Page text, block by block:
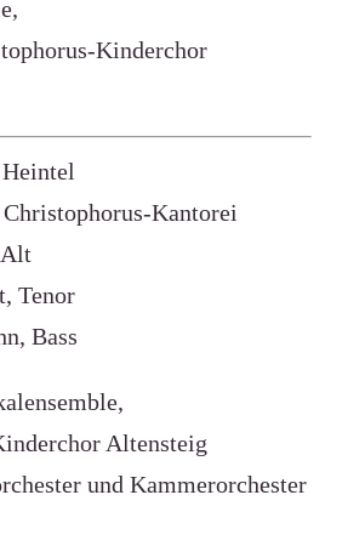
Kinderchor
Kantorei
Tenor
Bass
Altensteig
und Kammerorchester